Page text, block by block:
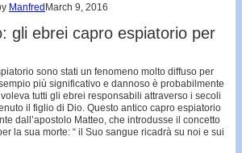
Manfred March 9, 2016
gli ebrei capro espiatorio per
sono stati un fenomeno molto diffuso per
più significativo e dannoso è probabilmente
tutti gli ebrei responsabili attraverso i secoli
il figlio di Dio. Questo antico capro espiatorio
dall’apostolo Matteo, che introdusse il concetto
la sua morte: “ il Suo sangue ricadrà su noi e sui